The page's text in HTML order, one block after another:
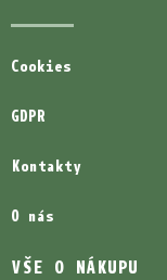
Cookies
GDPR
Kontakty
O nás
VŠE O NÁKUPU